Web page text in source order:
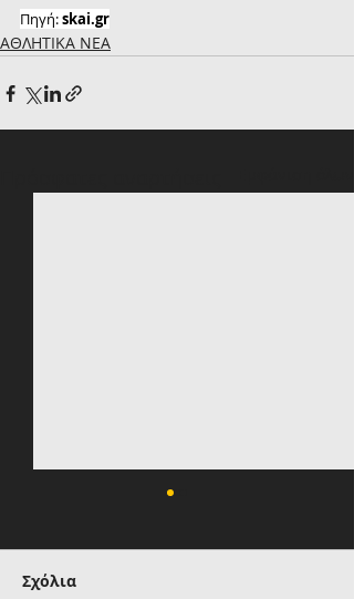
Πηγή: skai.gr
ΑΘΛΗΤΙΚΑ ΝΕΑ
Σχόλια